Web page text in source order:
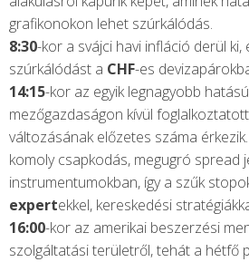
grafikonokon lehet szúrkálódás.
8:30-kor a svájci havi infláció derül
szúrkálódást a CHF-es
14:15-kor az egyik legnagyobb
mezőgazdaságon kívül
változásának előzetes száma
komoly csapkodás, megugró spread
instrumentumokban, így a szűk
expertekkel, kereskedési
16:00-kor az amerikai beszerzési
szolgáltatási területről, tehát a hétfő